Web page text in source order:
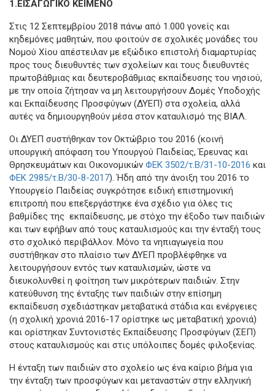
1.ΕΙΣΑΓΩΓΙΚΟ ΚΕΙΜΕΝΟ
Στις 12 Σεπτεμβρίου 2018 πάνω από 1.000 γονείς και
κηδεμόνες μαθητών, που φοιτούν σε σχολικές μονάδες του
Νομού Χίου απέστειλαν με εξώδικο επιστολή διαμαρτυρίας
προς τους διευθυντές των σχολείων και τους διευθυντές
πρωτοβάθμιας και δευτεροβάθμιας εκπαίδευσης του νησιού,
με την οποία ζήτησαν να μη λειτουργήσουν Δομές Υποδοχής
και Εκπαίδευσης Προσφύγων (ΔΥΕΠ) στα σχολεία, αλλά
αυτές να δημιουργηθούν μέσα στον καταυλισμό της ΒΙΑΛ.
Οι ΔΥΕΠ συστήθηκαν τον Οκτώβριο του 2016 (κοινή
υπουργική απόφαση του Υπουργού Παιδείας, Έρευνας και
Θρησκευμάτων και Οικονομικών ΦΕΚ 3502/τ.Β/31-10-2016 και
ΦΕΚ 2985/τ.Β/30-8-2017). Ήδη από την άνοιξη του 2016 το
Υπουργείο Παιδείας συγκρότησε ειδική επιστημονική
επιτροπή που επεξεργάστηκε ένα σχέδιο για όλες τις
βαθμίδες της εκπαίδευσης, με στόχο την έξοδο των παιδιών
και των εφήβων από τους καταυλισμούς και την ένταξή τους
στο σχολικό περιβάλλον. Μόνο τα νηπιαγωγεία που
συστήθηκαν στο πλαίσιο των ΔΥΕΠ προβλέφθηκε να
λειτουργήσουν εντός των καταυλισμών, ώστε να
διευκολυνθεί η φοίτηση των μικρότερων παιδιών. Στην
κατεύθυνση της ένταξης των παιδιών στην επίσημη
εκπαίδευση σχεδιάστηκαν μεταβατικά στάδια και ενέργειες
(η σχολική χρονιά 2016-17 ορίστηκε ως μεταβατική χρονιά)
και ορίστηκαν Συντονιστές Εκπαίδευσης Προσφύγων (ΣΕΠ)
στους καταυλισμούς και στις υπόλοιπες δομές φιλοξενίας.
Η ένταξη των παιδιών στο σχολείο ως ένα καίριο βήμα για
την ένταξη των προσφύγων και μεταναστών στην ελληνική